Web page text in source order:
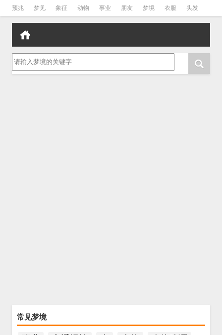
预兆 梦见 象征 动物 事业 朋友 梦境 衣服 头发
孕妇 孩子 吵架 房子
常见梦境